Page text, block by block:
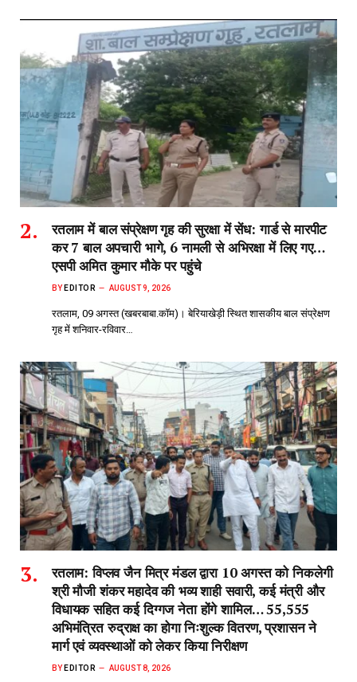
रतलाम में बाल संप्रेक्षण गृह की सुरक्षा में सेंध: गार्ड से मारपीट
कर 7 बाल अपचारी भागे, 6 नामली से अभिरक्षा में लिए गए…
एसपी अमित कुमार मौके पर पहुंचे
BY EDITOR AUGUST 9, 2026
रतलाम, 09 अगस्त (खबरबाबा.कॉम)। बेरियाखेड़ी स्थित शासकीय बाल संप्रेक्षण
गृह में शनिवार-रविवार…
रतलाम: विप्लव जैन मित्र मंडल द्वारा 10 अगस्त को निकलेगी
श्री मौजी शंकर महादेव की भव्य शाही सवारी, कई मंत्री और
विधायक सहित कई दिग्गज नेता होंगे शामिल… 55,555
अभिमंत्रित रुद्राक्ष का होगा निःशुल्क वितरण, प्रशासन ने
मार्ग एवं व्यवस्थाओं को लेकर किया निरीक्षण
BY EDITOR AUGUST 8, 2026